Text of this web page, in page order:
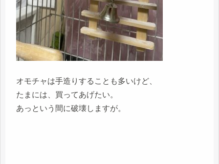
オモチャは手造りすることも多いけど、
たまには、買ってあげたい。
あっという間に破壊しますが。